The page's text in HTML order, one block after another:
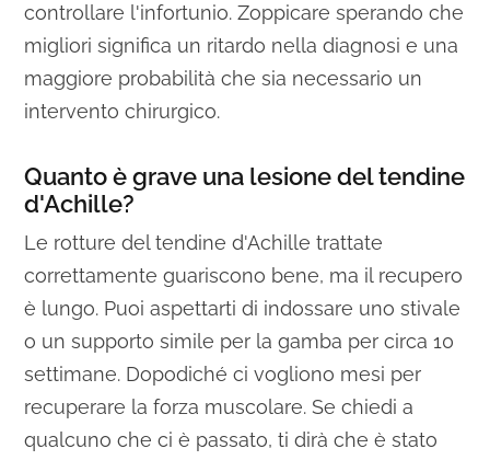
controllare l'infortunio. Zoppicare sperando che
migliori significa un ritardo nella diagnosi e una
maggiore probabilità che sia necessario un
intervento chirurgico.
Quanto è grave una lesione del tendine
d'Achille?
Le rotture del tendine d'Achille trattate
correttamente guariscono bene, ma il recupero
è lungo. Puoi aspettarti di indossare uno stivale
o un supporto simile per la gamba per circa 10
settimane. Dopodiché ci vogliono mesi per
recuperare la forza muscolare. Se chiedi a
qualcuno che ci è passato, ti dirà che è stato